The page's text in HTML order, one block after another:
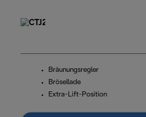
Bräunungsregler
Brösellade
Extra-Lift-Position